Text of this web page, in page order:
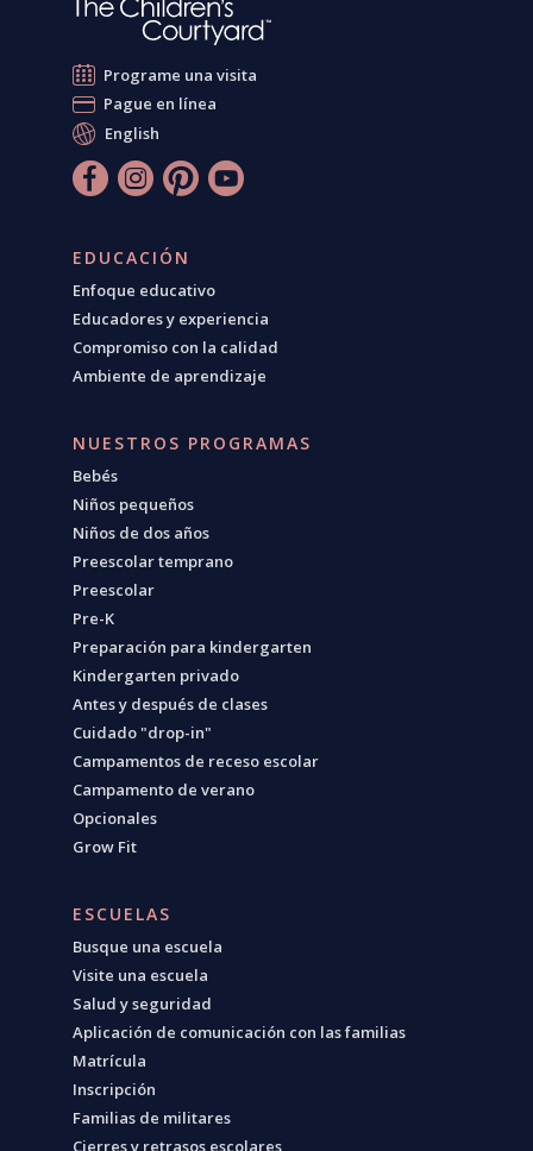
Programe una visita
Pague en línea
English
EDUCACIÓN
Enfoque educativo
Educadores y experiencia
Compromiso con la calidad
Ambiente de aprendizaje
NUESTROS PROGRAMAS
Bebés
Niños pequeños
Niños de dos años
Preescolar temprano
Preescolar
Pre-K
Preparación para kindergarten
Kindergarten privado
Antes y después de clases
Cuidado "drop-in"
Campamentos de receso escolar
Campamento de verano
Opcionales
Grow Fit
ESCUELAS
Busque una escuela
Visite una escuela
Salud y seguridad
Aplicación de comunicación con las familias
Matrícula
Inscripción
Familias de militares
Cierres y retrasos escolares